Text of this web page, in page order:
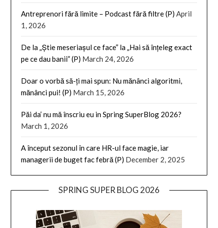
Antreprenori fără limite – Podcast fără filtre (P) April
1, 2026
De la „Știe meseriașul ce face” la „Hai să înțeleg exact
pe ce dau banii” (P) March 24, 2026
Doar o vorbă să-ți mai spun: Nu mănânci algoritmi,
mănânci pui! (P) March 15, 2026
Păi da’ nu mă înscriu eu in Spring SuperBlog 2026?
March 1, 2026
A început sezonul în care HR-ul face magie, iar
managerii de buget fac febră (P) December 2, 2025
SPRING SUPER BLOG 2026